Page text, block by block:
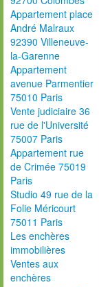
Appartement place
André Malraux
92390 Villeneuve-
la-Garenne
Appartement
avenue Parmentier
75010 Paris
Vente judiciaire 36
rue de l'Université
75007 Paris
Appartement rue
de Crimée 75019
Paris
Studio 49 rue de la
Folie Méricourt
75011 Paris
Les enchères
immobilières
Ventes aux
enchères